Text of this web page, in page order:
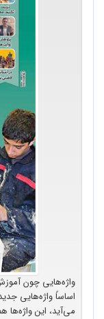
واژه‌هایی چون
اساساً واژه‌هایی
می‌آید، این